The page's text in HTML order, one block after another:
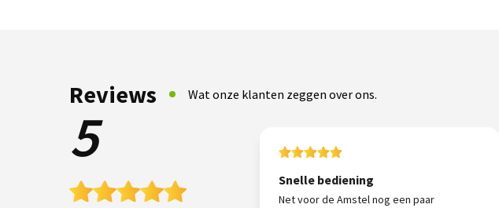
Reviews Wat onze klanten zeggen over ons.
5
Snelle bediening
Net voor de Amstel nog een paar